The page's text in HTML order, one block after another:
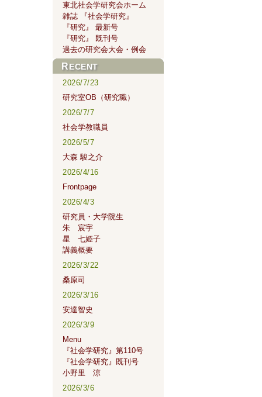
東北社会学研究会ホーム
雑誌 『社会学研究』
『研究』 最新号
『研究』 既刊号
過去の研究会大会・例会
RECENT
2026/7/23
研究室OB（研究職）
2026/7/7
社会学教職員
2026/5/7
大森 駿之介
2026/4/16
Frontpage
2026/4/3
研究員・大学院生
朱 宸宇
星 七姫子
講義概要
2026/3/22
桑原司
2026/3/16
安達智史
2026/3/9
Menu
『社会学研究』第110号
『社会学研究』既刊号
小野里 涼
2026/3/6